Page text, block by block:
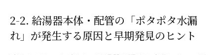
2-2. 給湯器本体・配管の「ポタポタ水漏
れ」が発生する原因と早期発見のヒント